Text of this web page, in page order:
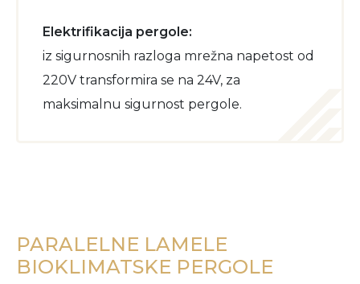
Elektrifikacija pergole:
iz sigurnosnih razloga mrežna napetost od
220V transformira se na 24V, za
maksimalnu sigurnost pergole.
PARALELNE LAMELE
BIOKLIMATSKE PERGOLE